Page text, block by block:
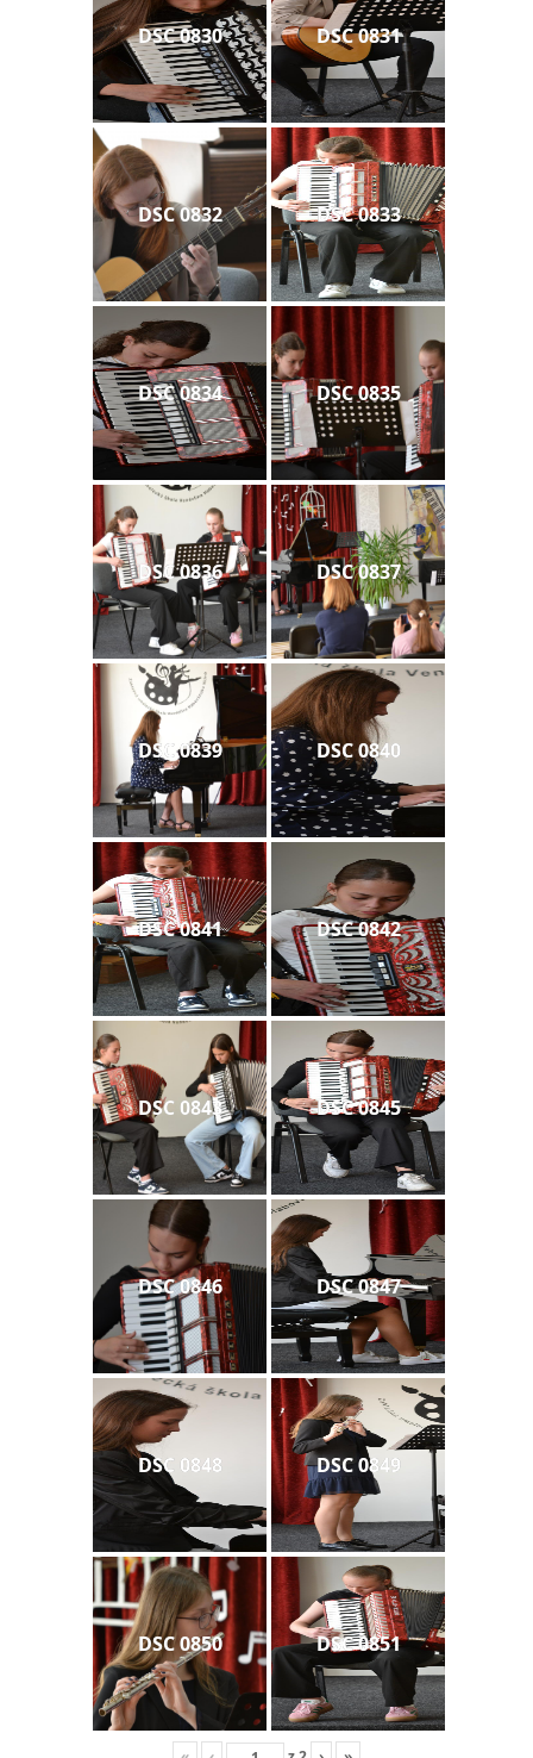
DSC 0830 DSC 0831
DSC 0832 DSC 0833
DSC 0834 DSC 0835
DSC 0836 DSC 0837
DSC 0839 DSC 0840
DSC 0841 DSC 0842
DSC 0843 DSC 0845
DSC 0846 DSC 0847
DSC 0848 DSC 0849
DSC 0850 DSC 0851